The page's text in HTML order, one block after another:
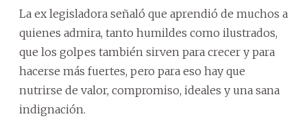
La ex legisladora señaló que aprendió de muchos a
quienes admira, tanto humildes como ilustrados,
que los golpes también sirven para crecer y para
hacerse más fuertes, pero para eso hay que
nutrirse de valor, compromiso, ideales y una sana
indignación.